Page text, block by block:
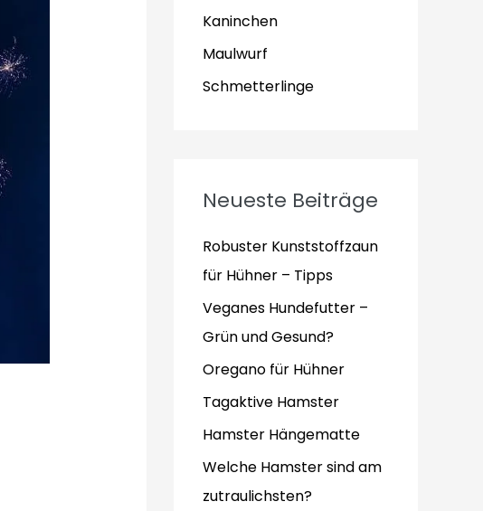
Kaninchen
Maulwurf
Schmetterlinge
Neueste Beiträge
Robuster Kunststoffzaun
für Hühner – Tipps
Veganes Hundefutter –
Grün und Gesund?
Oregano für Hühner
Tagaktive Hamster
Hamster Hängematte
Welche Hamster sind am
zutraulichsten?